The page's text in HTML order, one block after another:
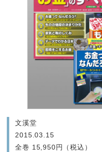
文溪堂
2015.03.15
全巻 15,950円（税込）